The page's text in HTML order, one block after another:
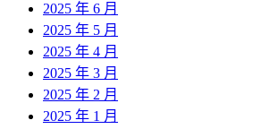
2025 年 6 月
2025 年 5 月
2025 年 4 月
2025 年 3 月
2025 年 2 月
2025 年 1 月